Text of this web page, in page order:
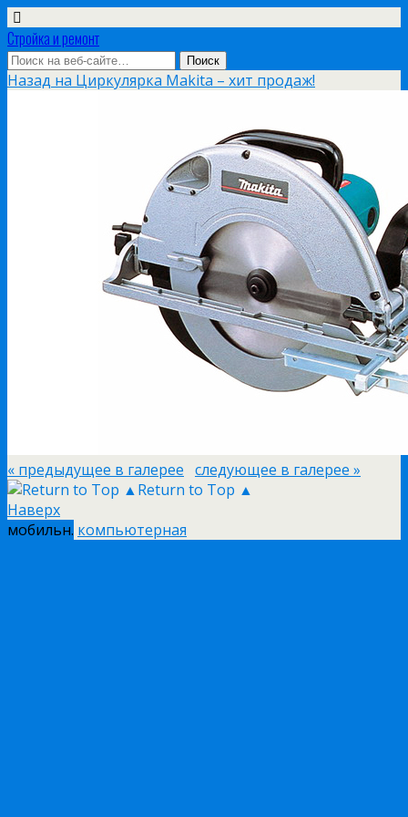
Стройка и ремонт
Назад на Циркулярка Makita – хит продаж!
« предыдущее в галерее следующее в галерее »
Return to Top ▲
Наверх
мобильн. компьютерная